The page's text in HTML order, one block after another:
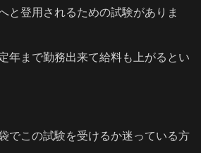
と登用されるための試験がありま
年まで勤務出来て給料も上がるとい
でこの試験を受けるか迷っている方